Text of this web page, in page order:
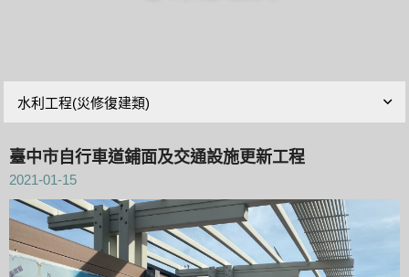
臺中市自行車道鋪面及交通設施更新工程
2021-01-15